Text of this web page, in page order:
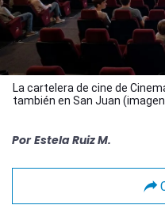
La cartelera de cine de
también en San Juan
Por Estela Ruiz M.